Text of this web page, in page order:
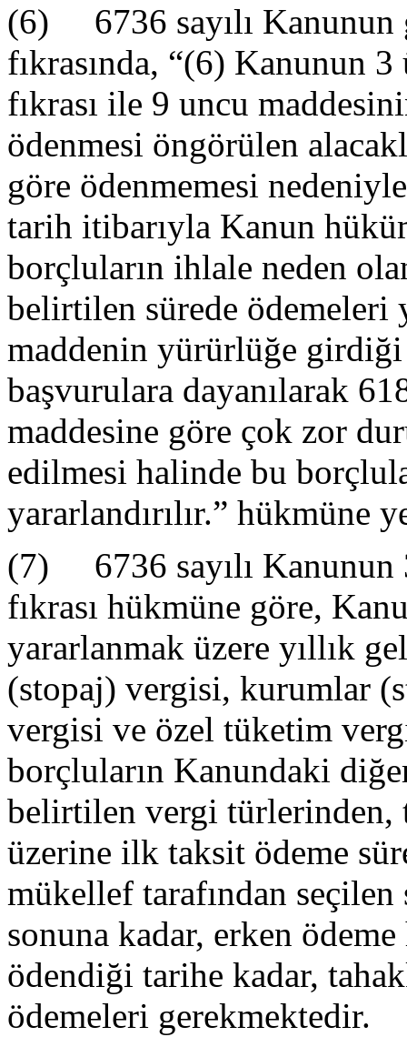
(6) 6736 sayılı Kanunun
fıkrasında, “(6) Kanunun
fıkrası ile 9 uncu
ödenmesi öngörülen
göre ödenmemesi
tarih itibarıyla Kanun
borçluların ihlale neden
belirtilen sürede ödemeleri
maddenin yürürlüğe girdiği
başvurulara dayanılarak
maddesine göre çok zor
edilmesi halinde bu
yararlandırılır.” hükmüne
(7) 6736 sayılı Kanunun
fıkrası hükmüne göre,
yararlanmak üzere yıllık
(stopaj) vergisi, kurumlar
vergisi ve özel tüketim
borçluların Kanundaki
belirtilen vergi türlerinden,
üzerine ilk taksit ödeme
mükellef tarafından
sonuna kadar, erken
ödendiği tarihe kadar,
ödemeleri gerekmektedir.